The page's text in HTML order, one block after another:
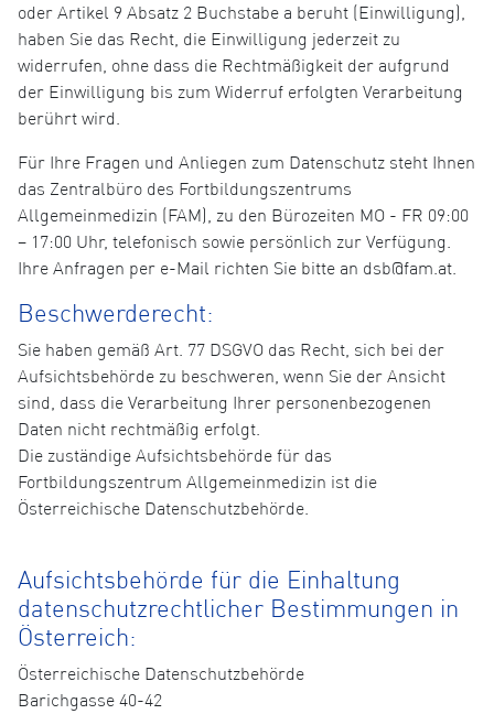
oder Artikel 9 Absatz 2 Buchstabe a beruht (Einwilligung),
haben Sie das Recht, die Einwilligung jederzeit zu
widerrufen, ohne dass die Rechtmäßigkeit der aufgrund
der Einwilligung bis zum Widerruf erfolgten Verarbeitung
berührt wird.
Für Ihre Fragen und Anliegen zum Datenschutz steht Ihnen
das Zentralbüro des Fortbildungszentrums
Allgemeinmedizin (FAM), zu den Bürozeiten MO - FR 09:00
– 17:00 Uhr, telefonisch sowie persönlich zur Verfügung.
Ihre Anfragen per e-Mail richten Sie bitte an dsb@fam.at.
Beschwerderecht:
Sie haben gemäß Art. 77 DSGVO das Recht, sich bei der
Aufsichtsbehörde zu beschweren, wenn Sie der Ansicht
sind, dass die Verarbeitung Ihrer personenbezogenen
Daten nicht rechtmäßig erfolgt.
Die zuständige Aufsichtsbehörde für das
Fortbildungszentrum Allgemeinmedizin ist die
Österreichische Datenschutzbehörde.
Aufsichtsbehörde für die Einhaltung
datenschutzrechtlicher Bestimmungen in
Österreich:
Österreichische Datenschutzbehörde
Barichgasse 40-42